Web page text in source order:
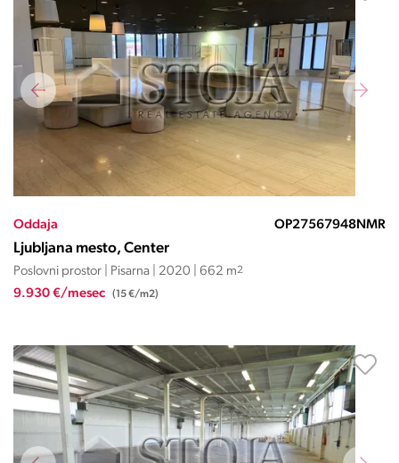
Oddaja OP27567948NMR
Ljubljana mesto, Center
Poslovni prostor | Pisarna | 2020 | 662 m2
9.930 €/mesec (15 €/m2)